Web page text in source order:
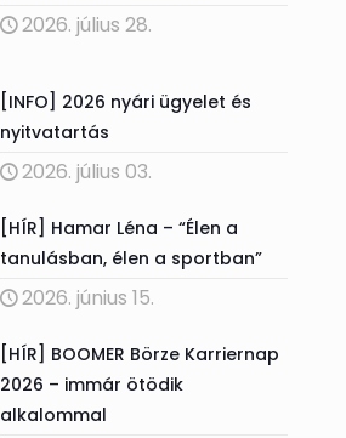
2026. július 28.
[INFO] 2026 nyári ügyelet és
nyitvatartás
2026. július 03.
[HÍR] Hamar Léna – “Élen a
tanulásban, élen a sportban”
2026. június 15.
[HÍR] BOOMER Börze Karriernap
2026 – immár ötödik
alkalommal